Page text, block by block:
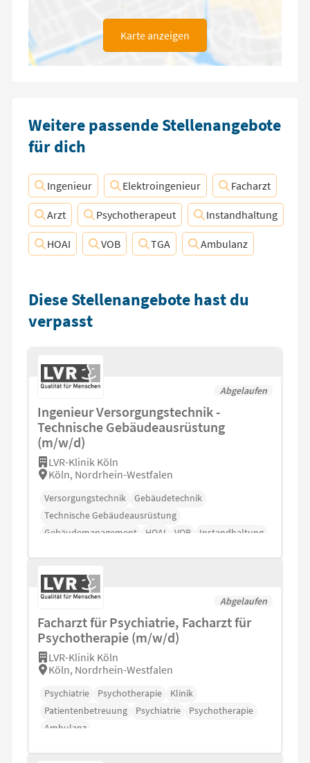
Karte anzeigen
Weitere passende Stellenangebote
für dich
Ingenieur Elektroingenieur Facharzt
Arzt Psychotherapeut Instandhaltung
HOAI VOB TGA Ambulanz
Diese Stellenangebote hast du
verpasst
Abgelaufen
Ingenieur Versorgungstechnik -
Technische Gebäudeausrüstung
(m/w/d)
LVR-Klinik Köln
Köln, Nordrhein-Westfalen
Versorgungstechnik
Gebäudetechnik
Technische Gebäudeausrüstung
Gebäudemanagement
HOAI VOB Instandhaltung
Abgelaufen
Facharzt für Psychiatrie, Facharzt für
Psychotherapie (m/w/d)
LVR-Klinik Köln
Köln, Nordrhein-Westfalen
Psychiatrie Psychotherapie
Klinik
Patientenbetreuung
Psychiatrie
Psychotherapie
Ambulanz